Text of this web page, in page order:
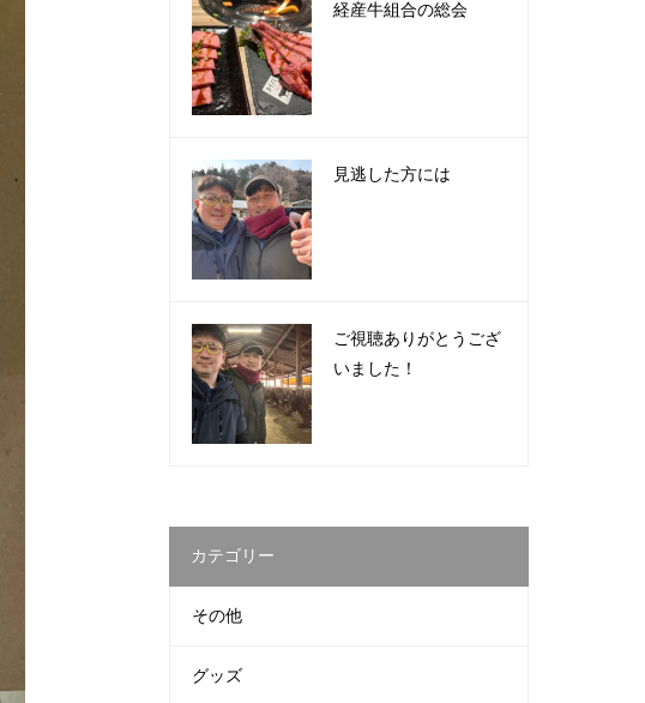
経産牛組合の総会
見逃した方には
ご視聴ありがとうござ
いました！
カテゴリー
その他
グッズ